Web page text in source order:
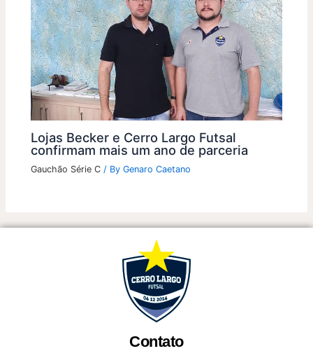
Lojas Becker e Cerro Largo Futsal
confirmam mais um ano de parceria
Gauchão Série C / ByGenaro Caetano
Contato